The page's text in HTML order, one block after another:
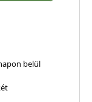
belül